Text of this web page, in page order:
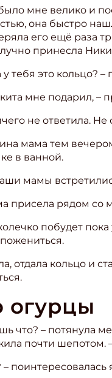
мне велико и
она быстро
его ещё раза
принесла
у тебя это кольцо?
мне подарил, –
не ответила. Не
мама тем
в ванной.
мамы
присела рядом со
побудет
отдала кольцо и
огурцы
что? – потянула
почти шепотом.
–